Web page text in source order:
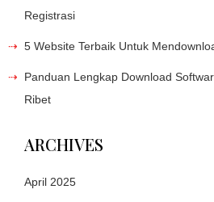
Registrasi
5 Website Terbaik Untuk
Panduan Lengkap Download
Ribet
ARCHIVES
April 2025